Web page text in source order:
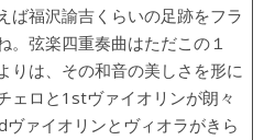
ば福沢諭吉くらいの足跡をフラ
。弦楽四重奏曲はただこの１
りは、その和音の美しさを形に
ェロと1stヴァイオリンが朗々
ァイオリンとヴィオラがきら